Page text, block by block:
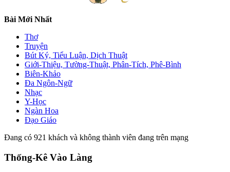
Bài Mới Nhất
Thơ
Truyện
Bút Ký, Tiểu Luận, Dịch Thuật
Giới-Thiệu, Tường-Thuật, Phân-Tích, Phê-Bình
Biên-Khảo
Đa Ngôn-Ngữ
Nhạc
Y-Học
Ngàn Hoa
Đạo Giáo
Đang có 921 khách và không thành viên đang trên mạng
Thống-Kê Vào Làng